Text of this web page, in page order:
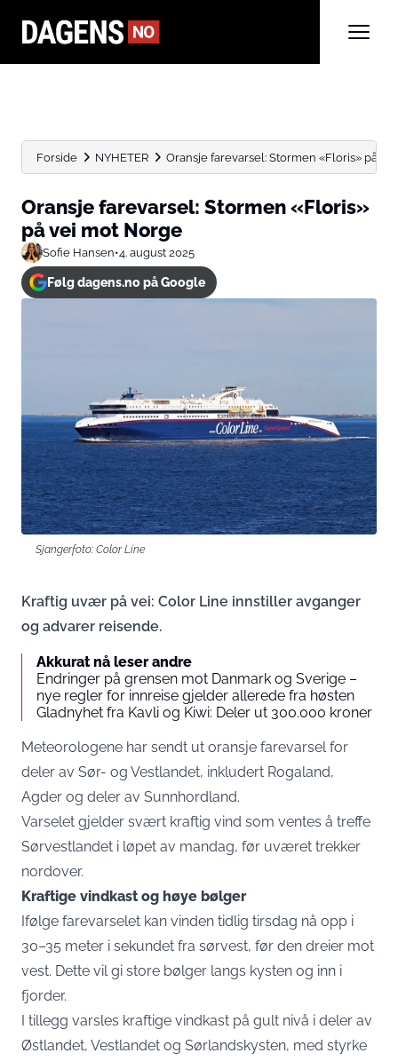
Forside NYHETER Oransje farevarsel: Stormen «Floris» på
Oransje farevarsel: Stormen «Floris»
på vei mot Norge
Sofie Hansen•4. august 2025
Følg dagens.no på Google
Sjangerfoto: Color Line
Kraftig uvær på vei: Color Line innstiller avganger
og advarer reisende.
Akkurat nå leser andre
Endringer på grensen mot Danmark og Sverige –
nye regler for innreise gjelder allerede fra høsten
Gladnyhet fra Kavli og Kiwi: Deler ut 300.000 kroner
Meteorologene har sendt ut oransje farevarsel for
deler av Sør- og Vestlandet, inkludert Rogaland,
Agder og deler av Sunnhordland.
Varselet gjelder svært kraftig vind som ventes å treffe
Sørvestlandet i løpet av mandag, før uværet trekker
nordover.
Kraftige vindkast og høye bølger
Ifølge farevarselet kan vinden tidlig tirsdag nå opp i
30–35 meter i sekundet fra sørvest, før den dreier mot
vest. Dette vil gi store bølger langs kysten og inn i
fjorder.
I tillegg varsles kraftige vindkast på gult nivå i deler av
Østlandet, Vestlandet og Sørlandskysten, med styrke